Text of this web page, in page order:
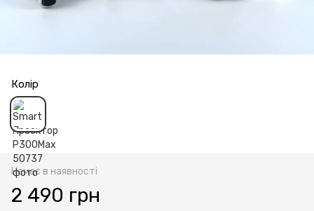
Колір
Немає в наявності
2 490 грн